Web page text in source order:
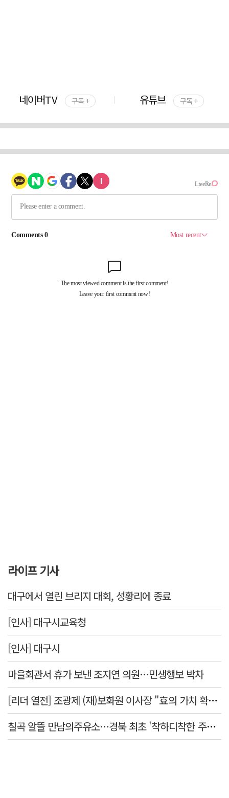
네이버TV 구독 + 유튜브 구독 +
라이프 기사
대구에서 열린 브리지 대회, 성황리에 종료
[인사] 대구시교육청
[인사] 대구시
마을회관서 휴가 보낸 조지연 의원…민생행보 박차
[리더 열전] 조광제 (재)보화원 이사장 "효의 가치 확산 위해 젊은층 참여 이끌어낼 것"
칠곡 알뜰 만남의주유소…경북 최초 '착하디착한 주유소' 선정